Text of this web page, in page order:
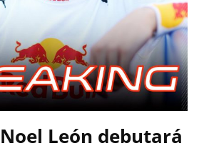
León debutará